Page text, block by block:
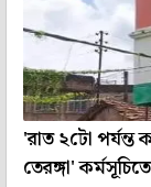
'রাত ২টো পর্যন্ত
তেরঙ্গা'